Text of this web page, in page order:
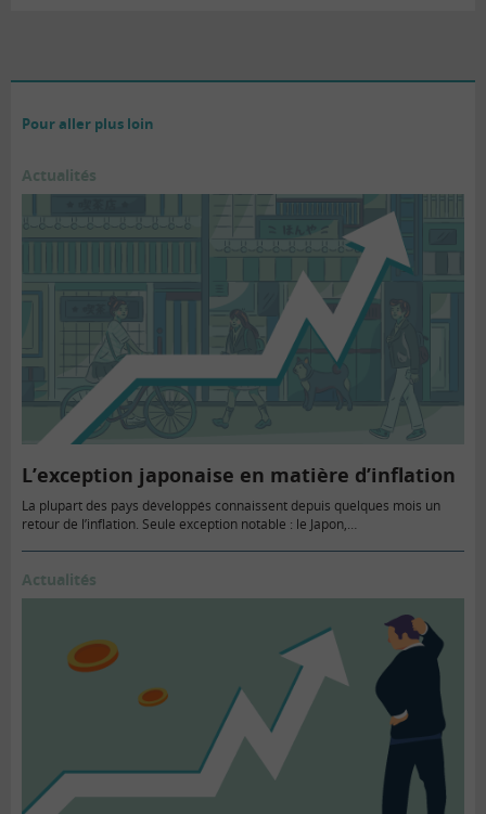
Pour aller plus loin
Actualités
L’exception japonaise en matière d’inflation
La plupart des pays développés connaissent depuis quelques mois un
retour de l’inflation. Seule exception notable : le Japon,…
Actualités